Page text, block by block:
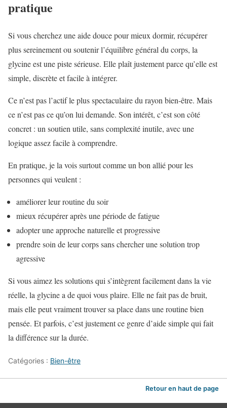
pratique
Si vous cherchez une aide douce pour mieux dormir, récupérer
plus sereinement ou soutenir l’équilibre général du corps, la
glycine est une piste sérieuse. Elle plaît justement parce qu’elle est
simple, discrète et facile à intégrer.
Ce n’est pas l’actif le plus spectaculaire du rayon bien-être. Mais
ce n’est pas ce qu’on lui demande. Son intérêt, c’est son côté
concret : un soutien utile, sans complexité inutile, avec une
logique assez facile à comprendre.
En pratique, je la vois surtout comme un bon allié pour les
personnes qui veulent :
améliorer leur routine du soir
mieux récupérer après une période de fatigue
adopter une approche naturelle et progressive
prendre soin de leur corps sans chercher une solution trop
agressive
Si vous aimez les solutions qui s’intègrent facilement dans la vie
réelle, la glycine a de quoi vous plaire. Elle ne fait pas de bruit,
mais elle peut vraiment trouver sa place dans une routine bien
pensée. Et parfois, c’est justement ce genre d’aide simple qui fait
la différence sur la durée.
Catégories : Bien-être
Retour en haut de page